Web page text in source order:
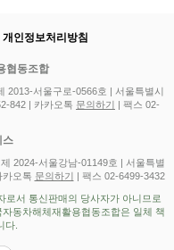
개인정보처리방침
협동조합
2013-서울구로-0566호 | 서울특별시
842 | 카카오톡 문의하기 | 팩스 02-
스
2024-서울강남-01149호 | 서울특별
카오톡 문의하기 | 팩스 02-6499-3432
로서 통신판매의 당사자가 아니므로
동차해체재활용협동조합은 일체 책
다.